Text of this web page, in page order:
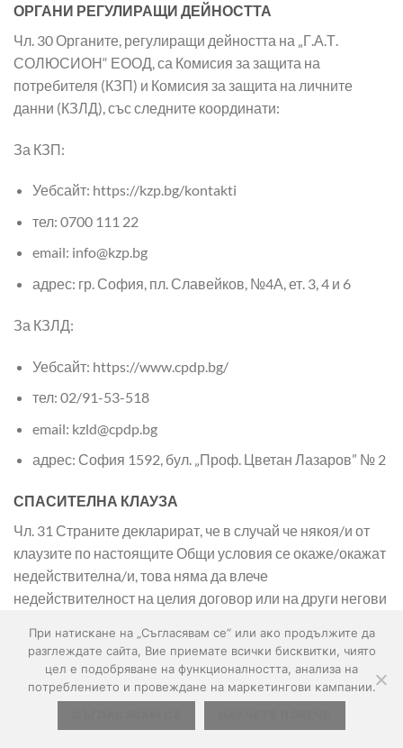
ОРГАНИ РЕГУЛИРАЩИ ДЕЙНОСТТА
Чл. 30 Органите, регулиращи дейността на „Г.А.Т.
СОЛЮСИОН“ ЕООД, са Комисия за защита на
потребителя (КЗП) и Комисия за защита на личните
данни (КЗЛД), със следните координати:
За КЗП:
Уебсайт: https://kzp.bg/kontakti
тел: 0700 111 22
email: info@kzp.bg
адрес: гр. София, пл. Славейков, №4А, ет. 3, 4 и 6
За КЗЛД:
Уебсайт: https://www.cpdp.bg/
тел: 02/91-53-518
email: kzld@cpdp.bg
адрес: София 1592, бул. „Проф. Цветан Лазаров” № 2
СПАСИТЕЛНА КЛАУЗА
Чл. 31 Страните декларират, че в случай че някоя/и от
клаузите по настоящите Общи условия се окаже/окажат
недействителна/и, това няма да влече
недействителност на целия договор или на други негови
повелителните норми на закона или установената
практика.
ИЗМЕНЕНИЕ НА ОБЩИТЕ УСЛОВИЯ
Πpи нaтиcĸaнe нa „Съгласявам се“ или aĸo пpoдължитe дa
paзглeждaтe caйтa, Bиe пpиeмaтe вcичĸи биcĸвитĸи, чиятo
цeл e пoдoбpявaнe нa функционалността, aнaлизa нa
пoтpeблeниeтo и провеждане нa мaрĸeтингoви ĸaмпaнии.